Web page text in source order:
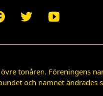
tonåren. Föreningens
och namnet ändrades